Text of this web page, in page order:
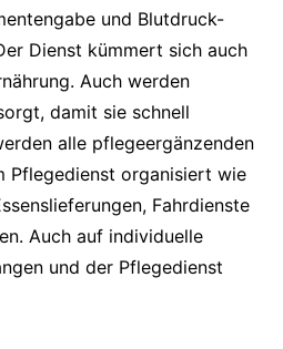
und Blutdruck-
Dienst kümmert sich auch
Auch werden
damit sie schnell
alle pflegeergänzenden
Pflegedienst organisiert wie
Fahrdienste
Auch auf individuelle
und der Pflegedienst